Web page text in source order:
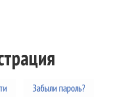
Забыли пароль?